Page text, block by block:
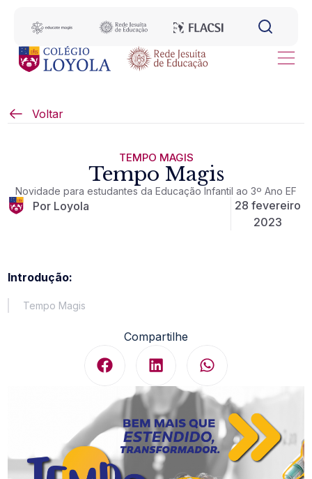
Voltar
TEMPO MAGIS
Tempo Magis
Novidade para estudantes da Educação Infantil ao 3º Ano EF
Por Loyola
28 fevereiro
2023
Introdução:
Tempo Magis
Compartilhe